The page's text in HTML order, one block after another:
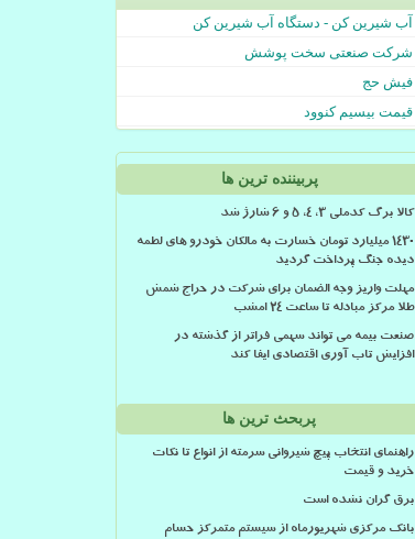
آب شیرین کن - دستگاه آب شیرین کن
شرکت صنعتی سخت پوشش
فیش حج
قیمت بیسیم کنوود
پربیننده ترین ها
کالا برگ کدملی 3، 4، 5 و 6 شارژ شد
۱۴۳۰ میلیارد تومان خسارت به مالکان خودرو های لطمه
دیده جنگ پرداخت گردید
مهلت واریز وجه الضمان برای شرکت در حراج شمش
طلا مرکز مبادله تا ساعت ۲۴ امشب
صنعت بیمه می تواند سهمی فراتر از گذشته در
افزایش تاب آوری اقتصادی ایفا کند
پربحث ترین ها
راهنمای انتخاب پیچ شیروانی سرمته از انواع تا نکات
خرید و قیمت
برق گران نشده است
بانک مرکزی شهریورماه از سیستم متمرکز حسام